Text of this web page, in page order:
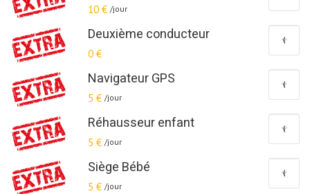
10 € /jour
Deuxième conducteur
0 €
Navigateur GPS
5 € /jour
Réhausseur enfant
5 € /jour
Siège Bébé
5 € /jour